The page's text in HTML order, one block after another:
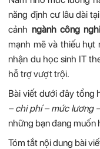
năng định cư lâu dài
cảnh ngành công
mạnh mẽ và thiếu hụt
nhận du học sinh IT
hỗ trợ vượt trội.
Bài viết dưới đây tổng
– chi phí – mức lương
những bạn đang muốn
Tóm tắt nội dung bài